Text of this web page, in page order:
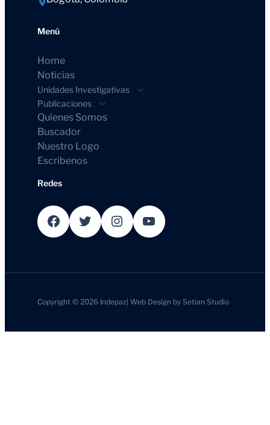
Menú
Home
Noticias
Unidades Investigativas
Publicaciones
Quienes Somos
Buscador
Nuestro Logo
Escribenos
Redes
Facebook Twitter Instagram YouTube
Copyright © 2026 Indepaz |Web Design bySetian Studio